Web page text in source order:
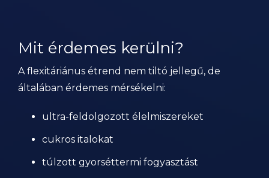
Mit érdemes kerülni?
A flexitáriánus étrend nem tiltó jellegű, de
általában érdemes mérsékelni:
ultra-feldolgozott élelmiszereket
cukros italokat
túlzott gyorséttermi fogyasztást